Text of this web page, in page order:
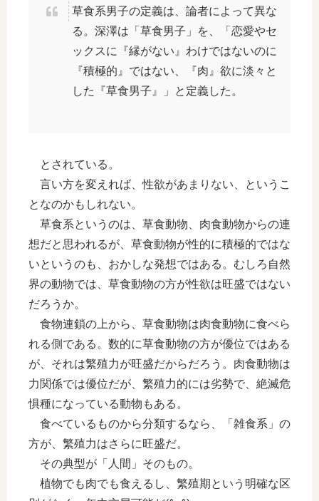
草食系男子の定義は、論者によって異な
る。深澤は「草食男子」を、「恋愛やセ
ックスに『縁がない』わけではないのに
『積極的』ではない、『肉』欲に淡々と
した『草食男子』」と定義した。
とされている。
言い方を変えれば、性欲があまりない、というこ
となのかもしれない。
草食系というのは、草食動物、肉食動物からの連
想だと思われるが、草食動物が性的に積極的ではな
いというのも、おかしな発想ではある。むしろ自然
界の動物では、草食動物の方が性欲は旺盛ではない
だろうか。
食物連鎖の上から、草食動物は肉食動物に食べら
れる側である。数的に草食動物の方が優位ではある
が、それは繁殖力が旺盛だからだろう。肉食動物は
力関係では優位だが、繁殖力的には劣勢で、絶滅危
惧種になっている動物もある。
食べているものから分類するなら、「雑食系」の
方が、繁殖力はさらに旺盛だ。
その典型が「人間」そのもの。
植物でも肉でも食えるし、繁殖期という明確な区